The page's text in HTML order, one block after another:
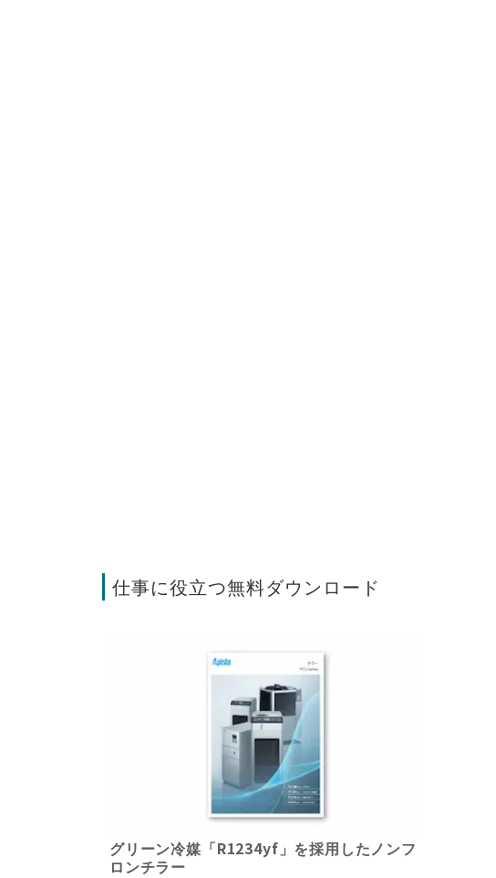
仕事に役立つ無料ダウンロード
グリーン冷媒「R1234yf」を採用したノンフ
ロンチラー